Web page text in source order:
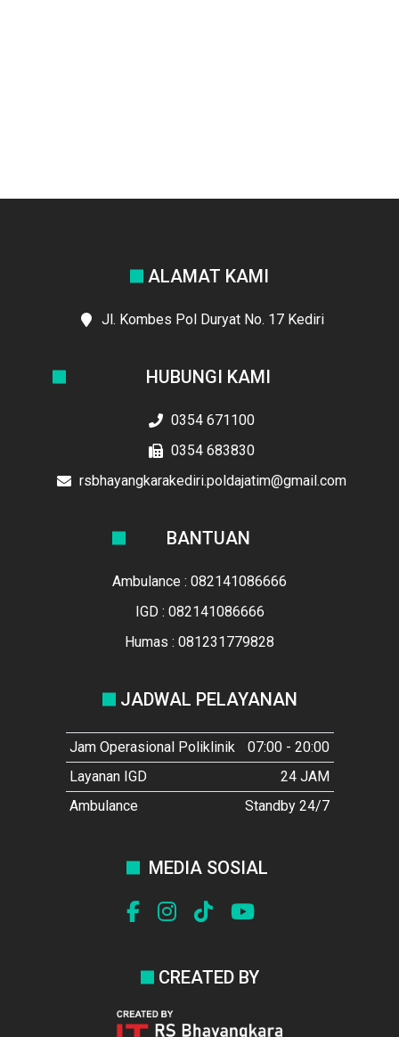
ALAMAT KAMI
Jl. Kombes Pol Duryat No. 17 Kediri
HUBUNGI KAMI
0354 671100
0354 683830
rsbhayangkarakediri.poldajatim@gmail.com
BANTUAN
Ambulance : 082141086666
IGD : 082141086666
Humas : 081231779828
JADWAL PELAYANAN
Jam Operasional Poliklinik
07:00 - 20:00
Layanan IGD
24 JAM
Ambulance
Standby 24/7
MEDIA SOSIAL
CREATED BY